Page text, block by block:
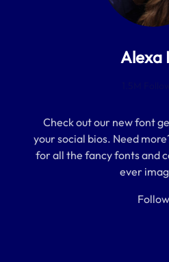
Alexa
Check out our new font
your social bios. Need
for all the fancy fonts and
ever
Follow